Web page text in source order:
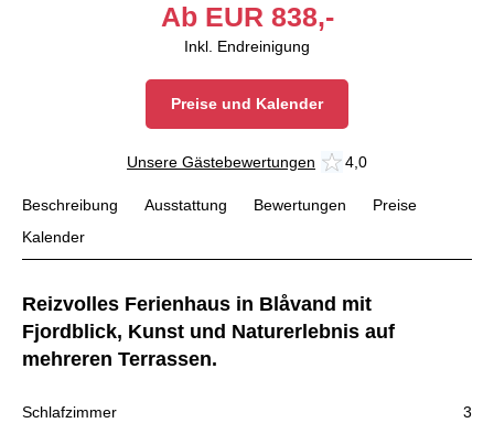
Ab EUR 838,-
Inkl. Endreinigung
Preise und Kalender
Unsere Gästebewertungen 4,0
Beschreibung Ausstattung Bewertungen
Preise
Kalender
Reizvolles Ferienhaus in Blåvand mit
Fjordblick, Kunst und Naturerlebnis auf
mehreren Terrassen.
Schlafzimmer
3